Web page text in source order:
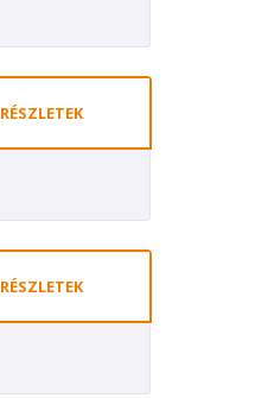
RÉSZLETEK
RÉSZLETEK